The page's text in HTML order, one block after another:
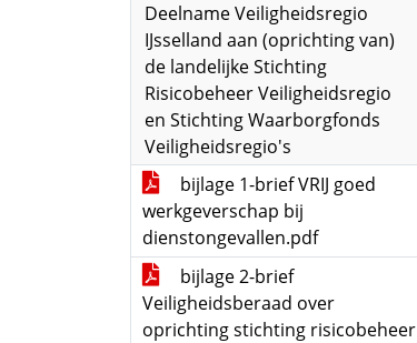
Deelname Veiligheidsregio
IJsselland aan (oprichting van)
de landelijke Stichting
Risicobeheer Veiligheidsregio
en Stichting Waarborgfonds
Veiligheidsregio's
bijlage 1-brief VRIJ goed
werkgeverschap bij
dienstongevallen.pdf
bijlage 2-brief
Veiligheidsberaad over
oprichting stichting risicobeheer